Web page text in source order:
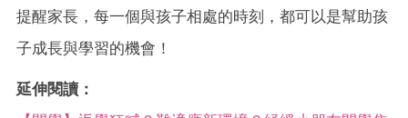
提醒家長，每一個與孩子相處的時刻，都可以是幫助孩
子成長與學習的機會！
延伸閱讀：